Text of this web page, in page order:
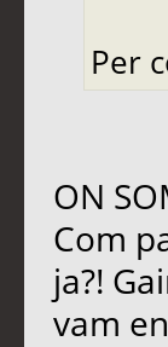
Per
ON
Com
ja?!
vam